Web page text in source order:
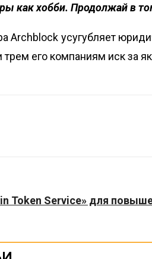
как хобби. Продолжай в
Archblock усугубляет
его компаниям иск за
Token Service» для